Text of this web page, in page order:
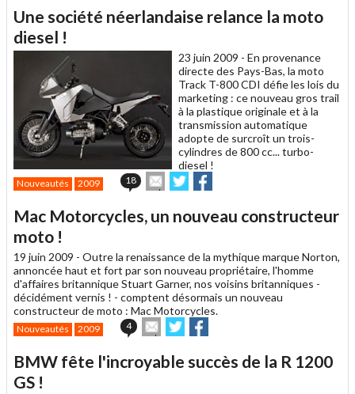
à
Une société néerlandaise relance la moto
diesel !
23 juin 2009 - En provenance
directe des Pays-Bas, la moto
Track T-800 CDI défie les lois du
marketing : ce nouveau gros trail
à la plastique originale et à la
transmission automatique
adopte de surcroît un trois-
cylindres de 800 cc... turbo-
diesel !
Nouveautés 2009 18
Envoyer
cet
à
Partager
sur sur
Mac Motorcycles, un nouveau constructeur
moto !
19 juin 2009 - Outre la renaissance de la mythique marque Norton,
annoncée haut et fort par son nouveau propriétaire, l'homme
d'affaires britannique Stuart Garner, nos voisins britanniques -
décidément vernis ! - comptent désormais un nouveau
constructeur de moto : Mac Motorcycles.
Nouveautés 2009 4
Envoyer
cet
à
Partager
sur sur
BMW fête l'incroyable succès de la R 1200
GS !